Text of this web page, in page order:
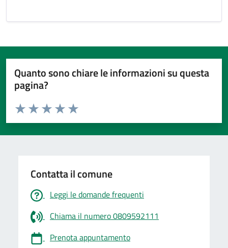
Quanto sono chiare le informazioni su questa
pagina?
Valuta da 1 a 5 stelle la pagina
Valuta 5 stelle su 5
Valuta 4 stelle su 5
Valuta 3 stelle su 5
Valuta 2 stelle su 5
Valuta 1 stelle su 5
Contatta il comune
Leggi le domande frequenti
Chiama il numero 0809592111
Prenota appuntamento